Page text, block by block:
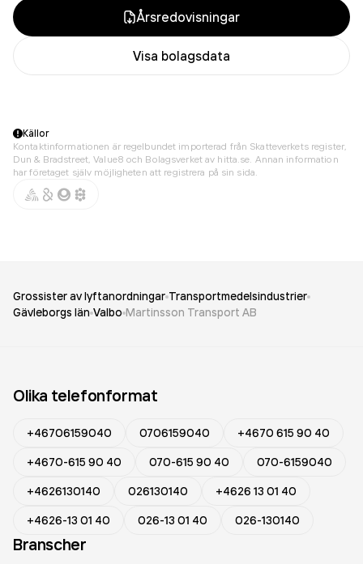
Årsredovisningar
Visa bolagsdata
Källor
Kontaktinformationen är regelbundet importerad från Skatteverkets register,
Dun & Bradstreet, Value8 och Bolagsverket av hitta.se. Annan information
har företaget själv möjligheten att registrera på sin sida.
Grossister av lyftanordningar Transportmedelsindustrier
Gävleborgs län Valbo Martinsson Transport AB
Olika telefonformat
+46706159040 0706159040
+4670 615 90 40
+4670-615 90 40
070-615 90 40
070-6159040
+4626130140
026130140
+4626 13 01 40
+4626-13 01 40
026-13 01 40 026-130140
Branscher